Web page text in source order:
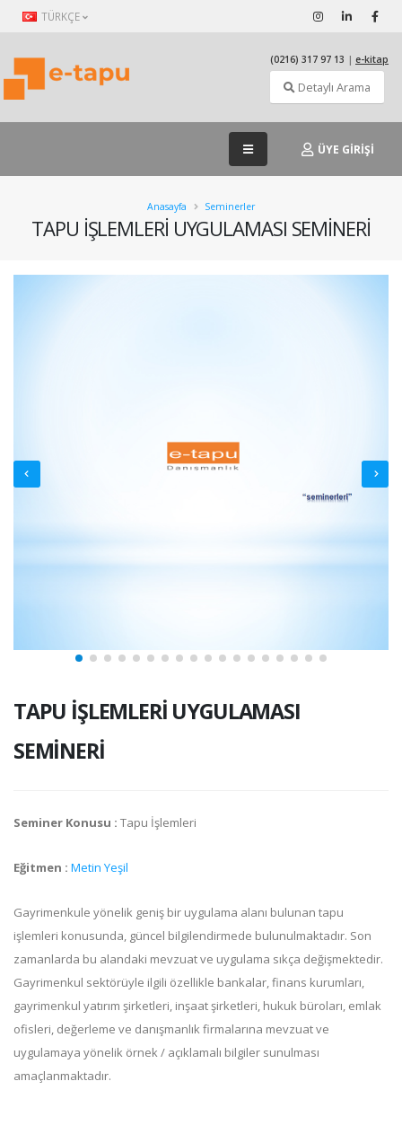
TÜRKÇE
(0216) 317 97 13 | e-kitap
Detaylı Arama
ÜYE GİRİŞİ
TAPU İŞLEMLERİ UYGULAMASI SEMİNERİ
Anasayfa Seminerler
TAPU İŞLEMLERİ UYGULAMASI
SEMİNERİ
Seminer Konusu : Tapu İşlemleri
Eğitmen : Metin Yeşil
Gayrimenkule yönelik geniş bir uygulama alanı bulunan tapu
işlemleri konusunda, güncel bilgilendirmede bulunulmaktadır. Son
zamanlarda bu alandaki mevzuat ve uygulama sıkça değişmektedir.
Gayrimenkul sektörüyle ilgili özellikle bankalar, finans kurumları,
gayrimenkul yatırım şirketleri, inşaat şirketleri, hukuk büroları, emlak
ofisleri, değerleme ve danışmanlık firmalarına mevzuat ve
uygulamaya yönelik örnek / açıklamalı bilgiler sunulması
amaçlanmaktadır.